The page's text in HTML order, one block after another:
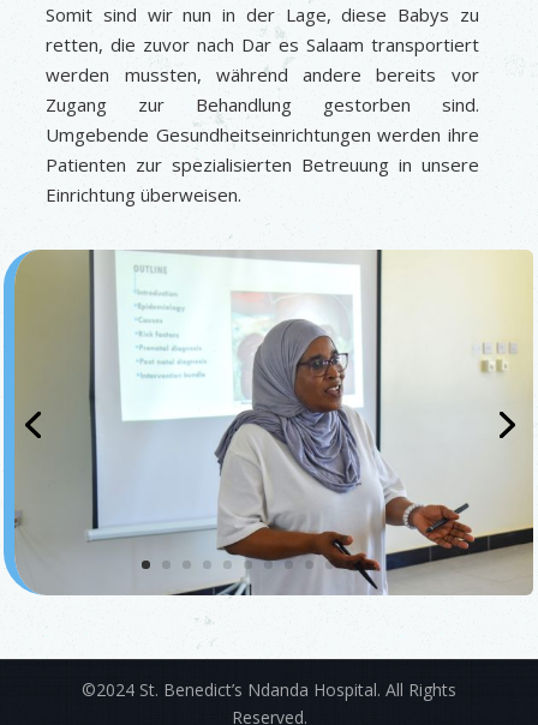
Somit sind wir nun in der Lage, diese Babys zu
retten, die zuvor nach Dar es Salaam transportiert
werden mussten, während andere bereits vor
Zugang zur Behandlung gestorben sind.
Umgebende Gesundheitseinrichtungen werden ihre
Patienten zur spezialisierten Betreuung in unsere
Einrichtung überweisen.
©2024 St. Benedict’s Ndanda Hospital. All Rights
Reserved.